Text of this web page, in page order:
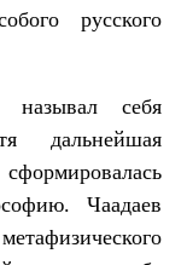
русского
себя
дальнейшая
Чаадаев